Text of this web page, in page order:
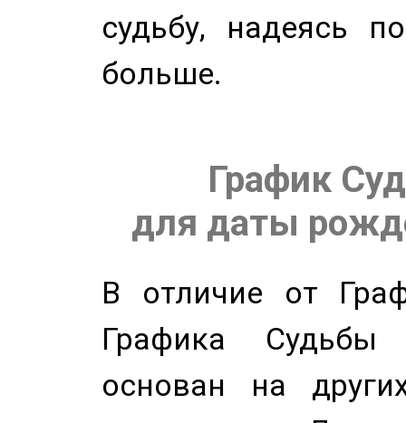
судьбу, надеясь
больше.
График
для даты
В отличие от
Графика
основан на